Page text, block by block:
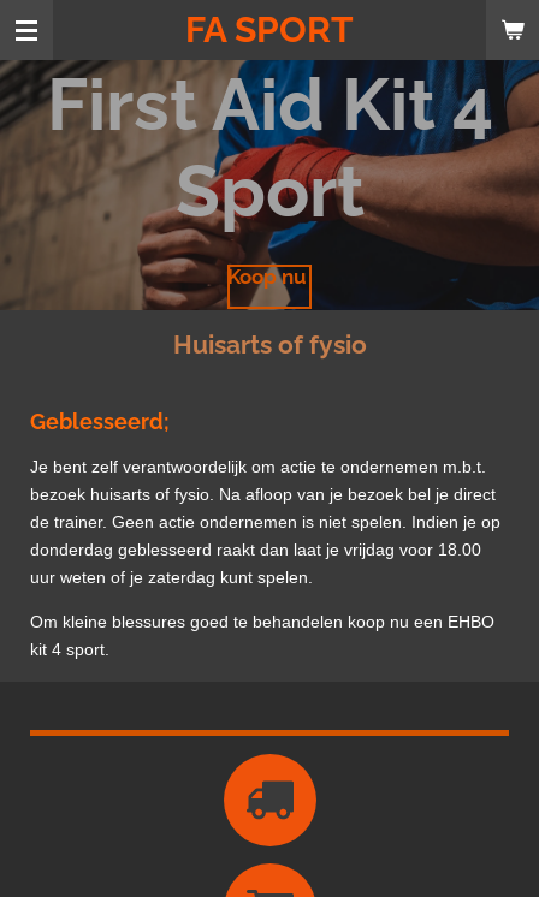
Ga
naar
de
hoofdinhoud
FA SPORT
First Aid Kit 4
Sport
Koop nu
Huisarts of fysio
Geblesseerd;
Je bent zelf verantwoordelijk om actie te ondernemen m.b.t.
bezoek huisarts of fysio. Na afloop van je bezoek bel je direct
de trainer. Geen actie ondernemen is niet spelen. Indien je op
donderdag geblesseerd raakt dan laat je vrijdag voor 18.00
uur weten of je zaterdag kunt spelen.
Om kleine blessures goed te behandelen koop nu een EHBO
kit 4 sport.